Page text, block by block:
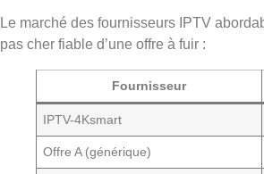
Le marché des fournisseurs IPTV
pas cher fiable d’une offre à fuir :
Fournisseur
IPTV-4Ksmart
Offre A (générique)